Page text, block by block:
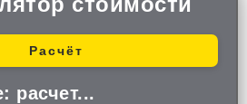
Расчёт
расчет...